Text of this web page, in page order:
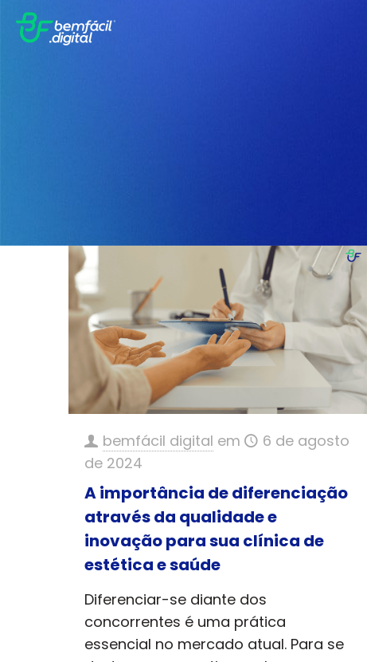
bemfácil digital em
6 de agosto
de 2024
A importância de diferenciação
através da qualidade e
inovação para sua clínica de
estética e saúde
Diferenciar-se diante dos
concorrentes é uma prática
essencial no mercado atual. Para se